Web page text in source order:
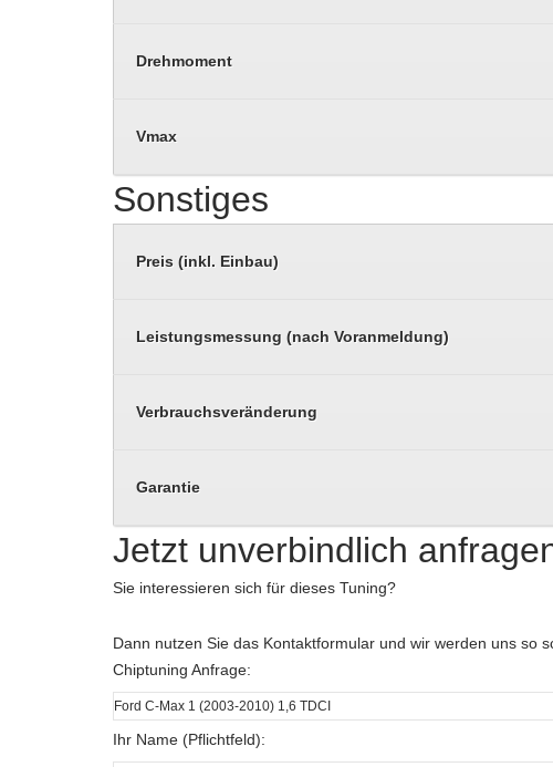
Drehmoment
Vmax
Sonstiges
Preis (inkl. Einbau)
Leistungsmessung (nach Voranmeldung)
Verbrauchsveränderung
Garantie
Jetzt unverbindlich
Sie interessieren sich für dieses Tuning?
Dann nutzen Sie das Kontaktformular und wir werden uns so
Chiptuning Anfrage:
Ihr Name (Pflichtfeld):